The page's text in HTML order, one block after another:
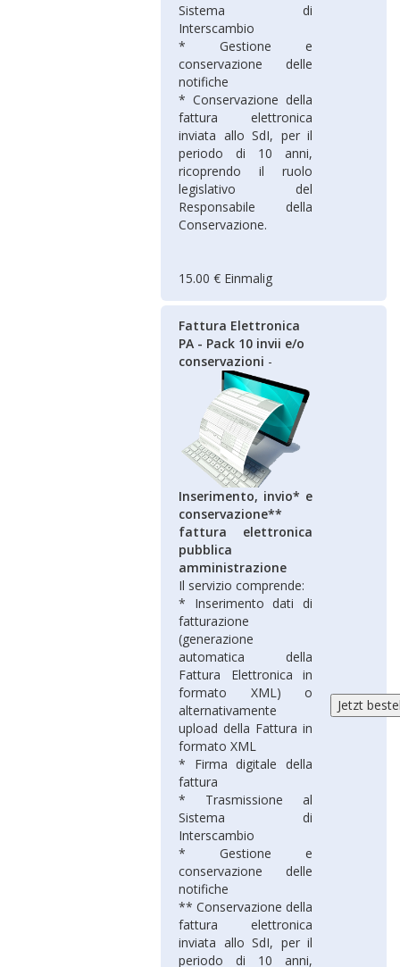
Sistema di
Interscambio
* Gestione e
conservazione delle
notifiche
* Conservazione della
fattura elettronica
inviata allo SdI, per il
periodo di 10 anni,
ricoprendo il ruolo
legislativo del
Responsabile della
Conservazione.
15.00 € Einmalig
Fattura Elettronica
PA - Pack 10 invii e/o
conservazioni -
Inserimento, invio* e
conservazione**
fattura elettronica
pubblica
amministrazione
Il servizio comprende:
* Inserimento dati di
fatturazione
(generazione
automatica della
Fattura Elettronica in
formato XML) o
alternativamente
upload della Fattura in
formato XML
* Firma digitale della
fattura
* Trasmissione al
Sistema di
Interscambio
* Gestione e
conservazione delle
notifiche
** Conservazione della
fattura elettronica
inviata allo SdI, per il
periodo di 10 anni,